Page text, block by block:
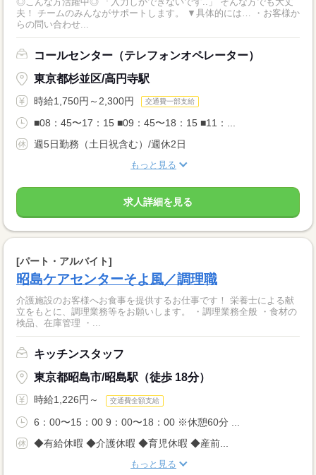
夫！ チームのみんながサポートします。 ▼具体的には… ・お客様か
らの問い合わせ...
コールセンター（テレフォンオペレーター）
東京都杉並区/高円寺駅
時給1,750円～2,300円 交通費一部支給
■08：45〜17：15 ■09：45〜18：15 ■11：...
週5日勤務（土日祝含む）/週休2日
もっと見る
求人詳細を見る
[パート・アルバイト]
昭島ケアセンターそよ風／調理職
介護施設のお客様へお食事を提供するお仕事です！ 栄養士による献
立をもとに、調理業務等をお願いします。 ・調理業務全般 ・食材の
検品、在庫管理 ・...
キッチンスタッフ
東京都昭島市/昭島駅（徒歩 18分）
時給1,226円～ 交通費全額支給
6：00〜15：00 9：00〜18：00 ※休憩60分 ...
◆有給休暇 ◆介護休暇 ◆育児休暇 ◆産前...
もっと見る